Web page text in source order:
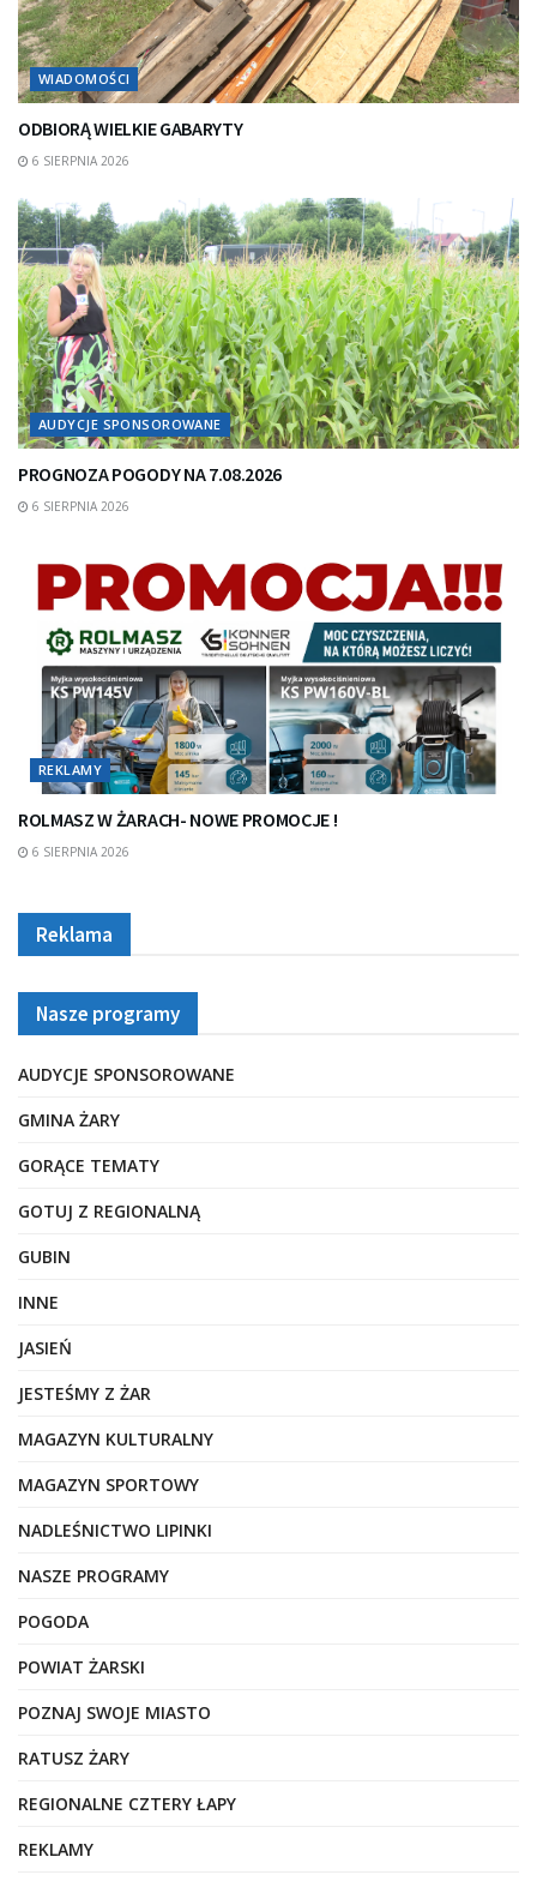
WIADOMOŚCI
ODBIORĄ WIELKIE GABARYTY
6 SIERPNIA 2026
AUDYCJE SPONSOROWANE
PROGNOZA POGODY NA 7.08.2026
6 SIERPNIA 2026
REKLAMY
ROLMASZ W ŻARACH- NOWE PROMOCJE !
6 SIERPNIA 2026
Reklama
Nasze programy
AUDYCJE SPONSOROWANE
GMINA ŻARY
GORĄCE TEMATY
GOTUJ Z REGIONALNĄ
GUBIN
INNE
JASIEŃ
JESTEŚMY Z ŻAR
MAGAZYN KULTURALNY
MAGAZYN SPORTOWY
NADLEŚNICTWO LIPINKI
NASZE PROGRAMY
POGODA
POWIAT ŻARSKI
POZNAJ SWOJE MIASTO
RATUSZ ŻARY
REGIONALNE CZTERY ŁAPY
REKLAMY